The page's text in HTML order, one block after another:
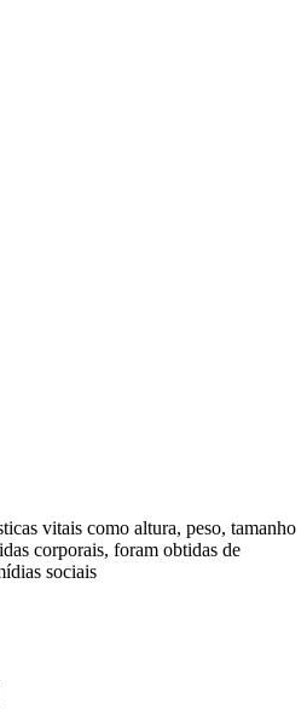
vitais como altura, peso, tamanho
corporais, foram obtidas de
sociais